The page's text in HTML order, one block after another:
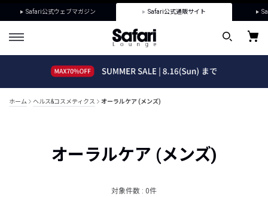
Safari公式ウェブマガジン Safari公式通販サイト
ホーム ヘルス&コスメティクス オーラルケア (メンズ)
オーラルケア (メンズ)
対象件数 : 0件